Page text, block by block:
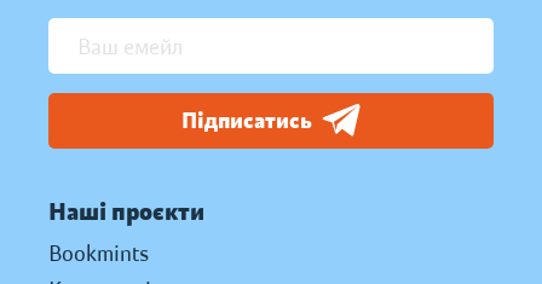
Підписатись
Наші проєкти
Bookmints